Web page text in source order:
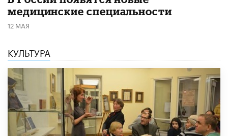
медицинские специальности
12 МАЯ
КУЛЬТУРА